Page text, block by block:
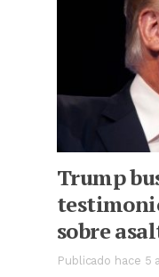
Trump
sobre
Publicado hace 5